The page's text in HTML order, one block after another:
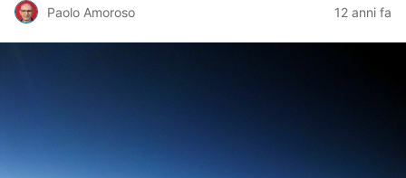
Paolo Amoroso 12 anni fa